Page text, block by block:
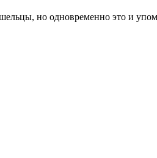
но одновременно это и